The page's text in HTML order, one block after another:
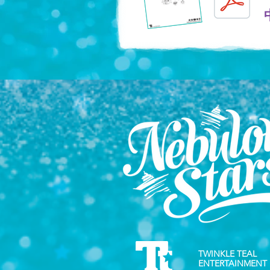
TWINKLE TEAL